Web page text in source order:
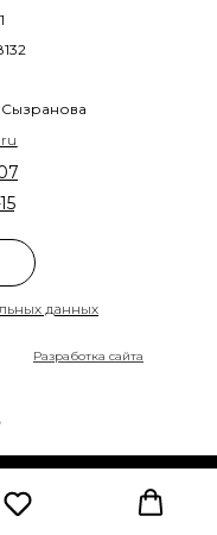
данных
Сызранова
Разработка сайта